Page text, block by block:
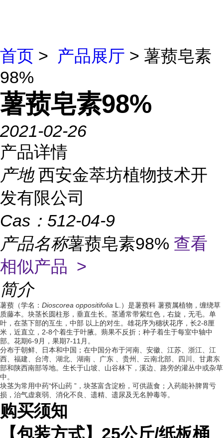
首页 > 产品展厅 > 薯蓣皂素
98%
薯蓣皂素98%
2021-02-26
产品详情
产地 西安金萃坊植物技术开
发有限公司
Cas： 512-04-9
产品名称薯蓣皂素98% 查看
相似产品 >
简介
薯蓣（学名： Dioscorea oppositifolia L.）是薯蓣科 薯蓣属植物，缠绕草
质藤本。块茎长圆柱形，垂直生长。茎通常带紫红色，右旋，无毛。单
叶，在茎下部的互生，中部 以上的对生。雄花序为穗状花序，长2-8厘
米，近直立，2-8个着生于叶腋。蒴果不反折；种子着生于每室中轴中
部。花期6-9月，果期7-11月。
分布于朝鲜、日本和中国；在中国分布于河南、安徽、江苏、浙江、江
西、福建、台湾、湖北、湖南 、广东 、贵州、云南北部、四川、甘肃东
部和陕西南部等地。生长于山坡、山谷林下，溪边、路旁的灌丛中或杂草
中。
块茎为常用中药“怀山药 ”，块茎富含淀粉，可供蔬食；入药能补脾胃亏
损，治气虚衰弱、消化不良、遗精、遗尿及无名肿毒等。
购买须知
【包装方式】 25公斤/纸板桶